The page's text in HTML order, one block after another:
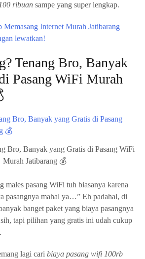
ribuan sampe yang super lengkap.
Tenang Bro, Banyak
Pasang WiFi Murah
Bro, Banyak yang Gratis di Pasang WiFi
Murah Jatibarang 💰
males pasang WiFi tuh biasanya karena
pasangnya mahal ya…” Eh padahal, di
banget paket yang biaya pasangnya
tapi pilihan yang gratis ini udah cukup
lagi cari biaya pasang wifi 100rb